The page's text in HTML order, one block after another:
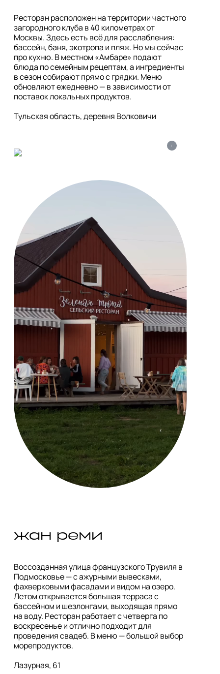
Ресторан расположен на территории частного
загородного клуба в 40 километрах от
Москвы. Здесь есть всё для расслабления:
бассейн, баня, экотропа и пляж. Но мы сейчас
про кухню. В местном «Амбаре» подают
блюда по семейным рецептам, а ингредиенты
в сезон собирают прямо с грядки. Меню
обновляют ежедневно — в зависимости от
поставок локальных продуктов.
Тульская область, деревня Волковичи
i
жан реми
Воссозданная улица французского Трувиля в
Подмосковье — с ажурными вывесками,
фахверковыми фасадами и видом на озеро.
Летом открывается большая терраса с
бассейном и шезлонгами, выходящая прямо
на воду. Ресторан работает с четверга по
воскресенье и отлично подходит для
проведения свадеб. В меню — большой выбор
морепродуктов.
Лазурная, 61